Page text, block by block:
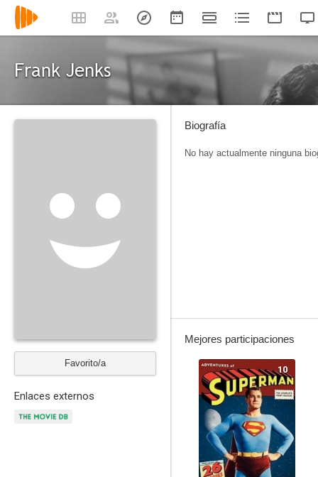
Frank Jenks
Favorito/a
Enlaces externos
Biografía
No hay actualmente ninguna
Mejores participaciones
10